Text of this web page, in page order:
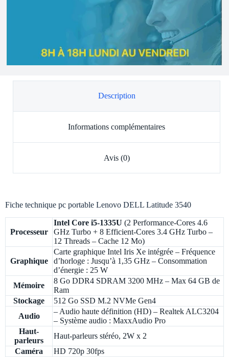
Description
Informations complémentaires
Avis (0)
Fiche technique pc portable Lenovo DELL Latitude 3540
Processeur
Intel Core i5-1335U (2 Performance-Cores 4.6
GHz Turbo + 8 Efficient-Cores 3.4 GHz Turbo –
12 Threads – Cache 12 Mo)
Graphique
Carte graphique Intel Iris Xe intégrée – Fréquence
d’horloge : Jusqu’à 1,35 GHz – Consommation
d’énergie : 25 W
Mémoire
8 Go DDR4 SDRAM 3200 MHz – Max 64 GB de
Ram
Stockage
512 Go SSD M.2 NVMe Gen4
Audio
– Audio haute définition (HD) – Realtek ALC3204
– Système audio : MaxxAudio Pro
Haut-
parleurs
Haut-parleurs stéréo, 2W x 2
Caméra
HD 720p 30fps